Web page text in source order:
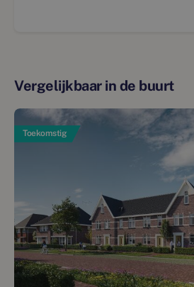
Vergelijkbaar in de buurt
Toekomstig